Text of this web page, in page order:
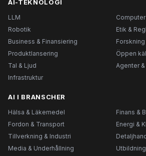
AI-TEKNOLOGI
LLM
Robotik
Etik &
Business & Finansiering
Forskning
Produktlansering
Öppen
Tal & Ljud
Agenter
Infrastruktur
AI I BRANSCHER
Hälsa & Läkemedel
Finans &
Fordon & Transport
Energi &
Tillverkning & Industri
Media & Underhållning
Utbildning